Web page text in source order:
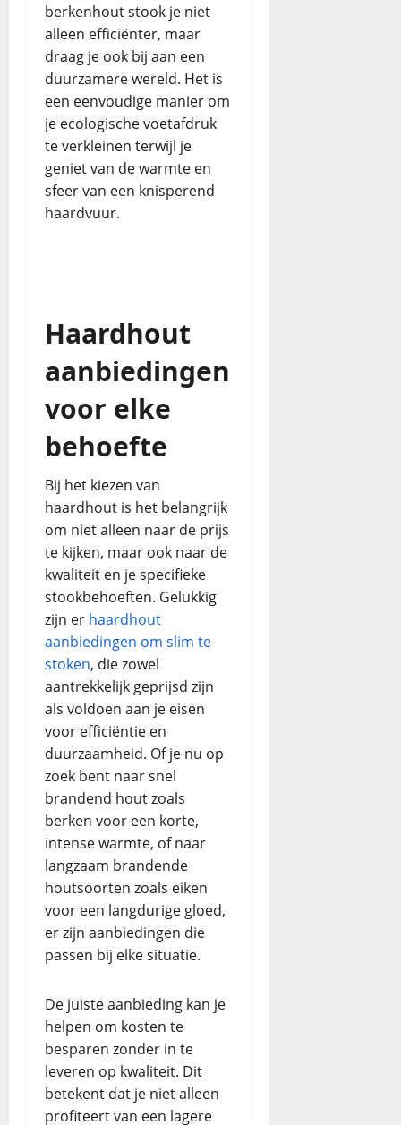
berkenhout stook je niet
alleen efficiënter, maar
draag je ook bij aan een
duurzamere wereld. Het is
een eenvoudige manier om
je ecologische voetafdruk
te verkleinen terwijl je
geniet van de warmte en
sfeer van een knisperend
haardvuur.
Haardhout
aanbiedingen
voor elke
behoefte
Bij het kiezen van
haardhout is het belangrijk
om niet alleen naar de prijs
te kijken, maar ook naar de
kwaliteit en je specifieke
stookbehoeften. Gelukkig
zijn er haardhout
aanbiedingen om slim te
stoken, die zowel
aantrekkelijk geprijsd zijn
als voldoen aan je eisen
voor efficiëntie en
duurzaamheid. Of je nu op
zoek bent naar snel
brandend hout zoals
berken voor een korte,
intense warmte, of naar
langzaam brandende
houtsoorten zoals eiken
voor een langdurige gloed,
er zijn aanbiedingen die
passen bij elke situatie.
De juiste aanbieding kan je
helpen om kosten te
besparen zonder in te
leveren op kwaliteit. Dit
betekent dat je niet alleen
profiteert van een lagere